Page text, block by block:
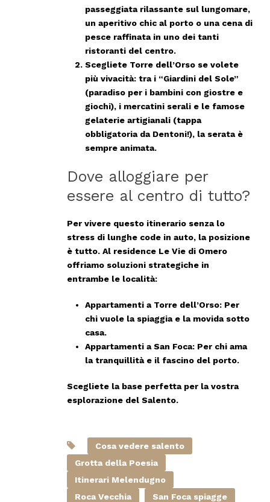
passeggiata rilassante sul lungomare,
un aperitivo chic al porto o una cena di
pesce raffinata in uno dei tanti
ristoranti del centro.
Scegliete Torre dell’Orso se volete
più vivacità: tra i “Giardini del Sole”
(paradiso per i bambini con giostre e
giochi), i mercatini serali e le famose
gelaterie artigianali (tappa
obbligatoria da Dentoni!), la serata è
sempre animata.
Dove alloggiare per
essere al centro di tutto?
Per vivere questo itinerario senza lo
stress di lunghe code in auto, la posizione
è tutto. Al residence Le Vie di Omero
offriamo soluzioni strategiche in
entrambe le località:
Appartamenti a Torre dell’Orso: Per
chi vuole la spiaggia e la movida sotto
casa.
Appartamenti a San Foca: Per chi ama
la tranquillità e il fascino del porto.
Scegliete la base perfetta per la vostra
esplorazione del Salento.
Cosa vedere salento
Grotta della Poesia
Itinerari Melendugno
Roca Vecchia
San Foca spiagge